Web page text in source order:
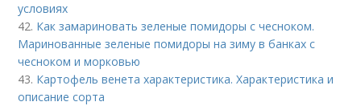
условиях
42. Как замариновать зеленые помидоры с чесноком.
Маринованные зеленые помидоры на зиму в банках с
чесноком и морковью
43. Картофель венета характеристика. Характеристика и
описание сорта